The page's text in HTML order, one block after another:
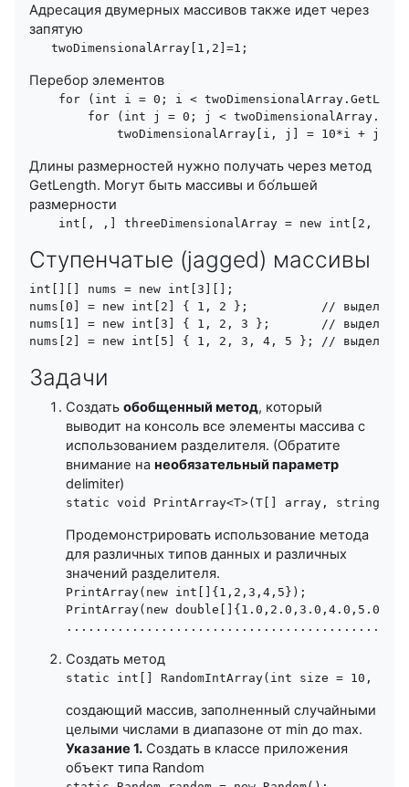
Адресация двумерных массивов также идет через
запятую
Перебор элементов
for (int i = 0; i <
for (int j = 0; j <
            twoDimensionalArray[i, j] = 10*i + j;
Длины размерностей нужно получать через метод
GetLength. Могут быть массивы и бо́льшей
размерности
int[, ,] threeDimensionalArray = new int[2, 3,
Ступенчатые (jagged) массивы
int[][] nums = new int[3][];
nums[0] = new int[2] { 1, 2 };          // выделяем
nums[1] = new int[3] { 1, 2, 3 };       // выделяем
Задачи
Создать обобщенный метод, который
выводит на консоль все элементы массива с
использованием разделителя. (Обратите
внимание на необязательный параметр
delimiter)
Продемонстрировать использование метода
для различных типов данных и различных
значений разделителя.
PrintArray(new int[]{1,2,3,4,5});
PrintArray(new double[]{1.0,2.0,3.0,4.0,5.0});
Создать метод
создающий массив, заполненный случайными
целыми числами в диапазоне от min до max.
Указание 1. Создать в классе приложения
объект типа Random